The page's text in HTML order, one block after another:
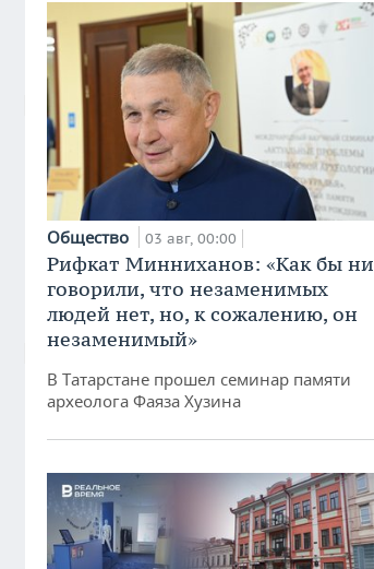
Общество 03 авг, 00:00
Рифкат Минниханов: «Как бы ни
говорили, что незаменимых
людей нет, но, к сожалению, он
незаменимый»
В Татарстане прошел семинар памяти
археолога Фаяза Хузина